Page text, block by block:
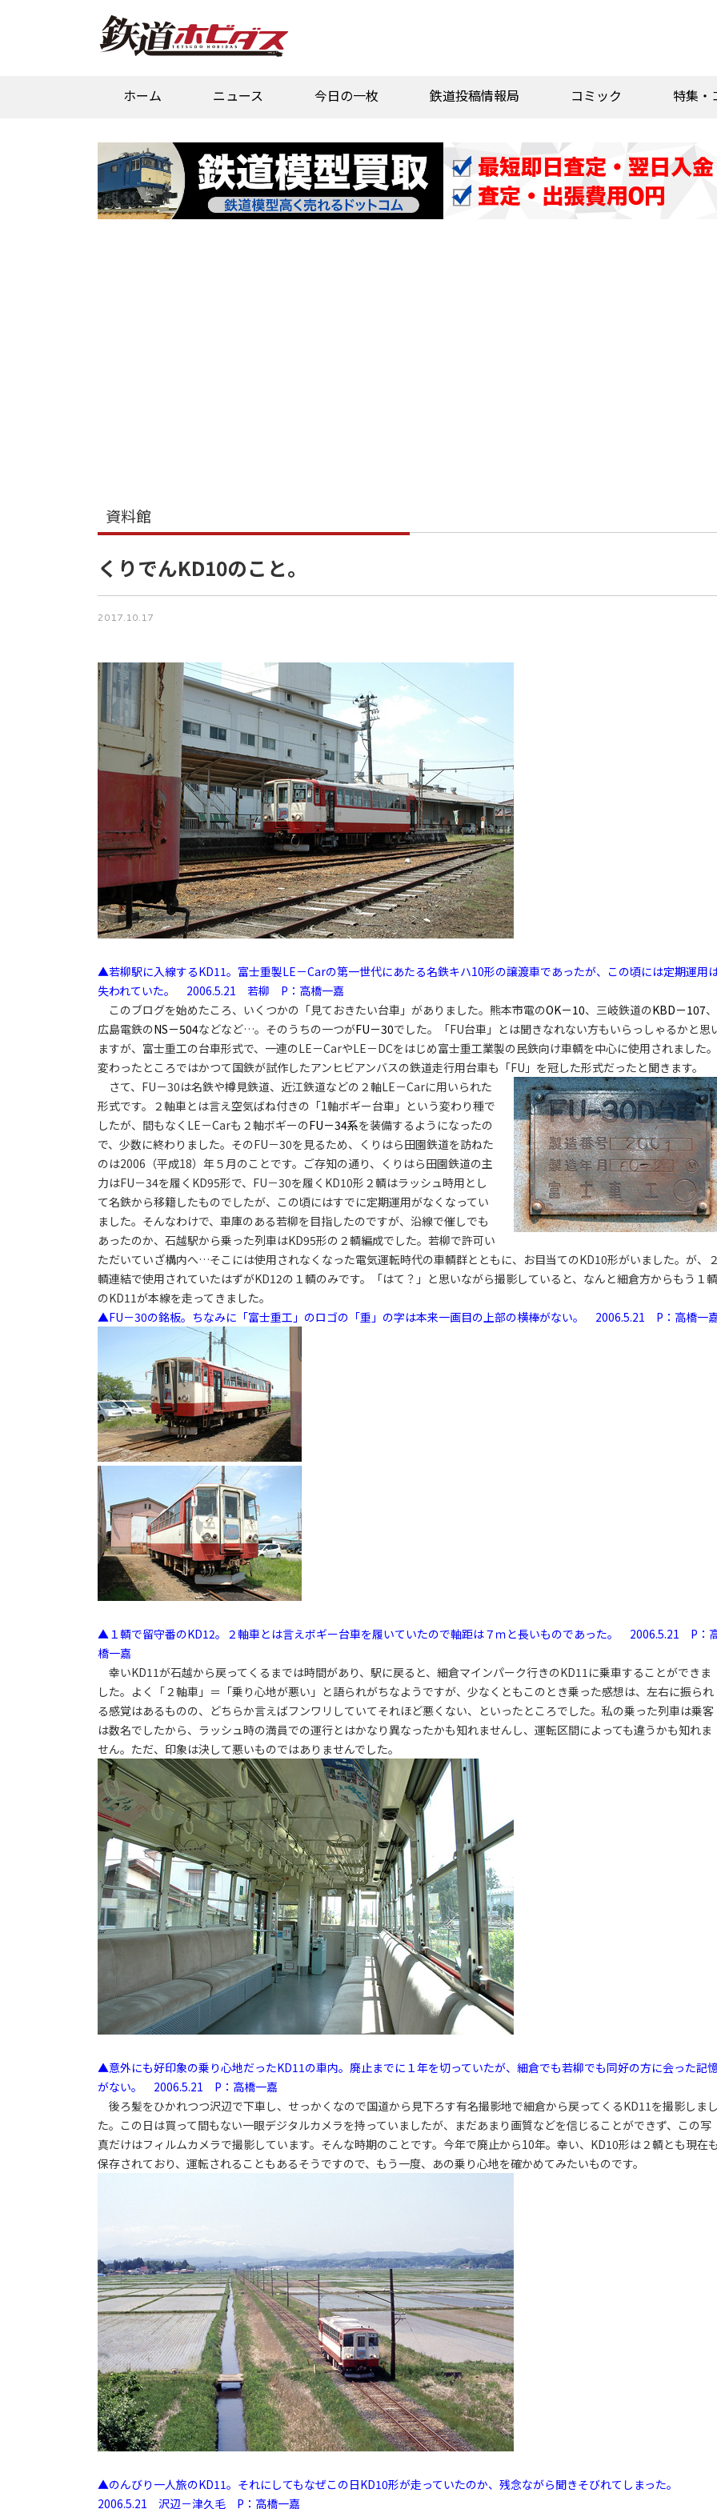
ホーム ニュース 今日の一枚 鉄道投稿情報局 コミック 特集・
資料館
くりでんKD10のこと。
2017.10.17
▲若柳駅に入線するKD11。富士重製LE－Carの第一世代にあたる名鉄キハ10形の譲渡車であったが、この頃には定期運用
失われていた。 2006.5.21 若柳 P：高橋一嘉
このブログを始めたころ、いくつかの「見ておきたい台車」がありました。熊本市電のOK－10、三岐鉄道のKBD－107、
広島電鉄のNS－504などなど…。そのうちの一つがFU－30でした。「FU台車」とは聞きなれない方もいらっしゃるかと思
ますが、富士重工の台車形式で、一連のLE－CarやLE－DCをはじめ富士重工業製の民鉄向け車輌を中心に使用されました。
変わったところではかつて国鉄が試作したアンヒビアンバスの鉄道走行用台車も「FU」を冠した形式だったと聞きます。
さて、FU－30は名鉄や樽見鉄道、近江鉄道などの２軸LE－Carに用いられた
形式です。２軸車とは言え空気ばね付きの「1軸ボギー台車」という変わり種で
したが、間もなくLE－Carも２軸ボギーのFU－34系を装備するようになったの
で、少数に終わりました。そのFU－30を見るため、くりはら田園鉄道を訪ねた
のは2006（平成18）年５月のことです。ご存知の通り、くりはら田園鉄道の主
力はFU－34を履くKD95形で、FU－30を履くKD10形２輌はラッシュ時用とし
て名鉄から移籍したものでしたが、この頃にはすでに定期運用がなくなってい
ました。そんなわけで、車庫のある若柳を目指したのですが、沿線で催しでも
あったのか、石越駅から乗った列車はKD95形の２輌編成でした。若柳で許可い
ただいていざ構内へ…そこには使用されなくなった電気運転時代の車輌群とともに、お目当てのKD10形がいました。が、２
輌連結で使用されていたはずがKD12の１輌のみです。「はて？」と思いながら撮影していると、なんと細倉方からもう１輌
のKD11が本線を走ってきました。
▲FU－30の銘板。ちなみに「富士重工」のロゴの「重」の字は本来一画目の上部の横棒がない。 2006.5.21 P：高橋一
▲１輌で留守番のKD12。２軸車とは言えボギー台車を履いていたので軸距は７ｍと長いものであった。 2006.5.21 P：
橋一嘉
幸いKD11が石越から戻ってくるまでは時間があり、駅に戻ると、細倉マインパーク行きのKD11に乗車することができま
した。よく「２軸車」＝「乗り心地が悪い」と語られがちなようですが、少なくともこのとき乗った感想は、左右に振られ
る感覚はあるものの、どちらか言えばフンワリしていてそれほど悪くない、といったところでした。私の乗った列車は乗客
は数名でしたから、ラッシュ時の満員での運行とはかなり異なったかも知れませんし、運転区間によっても違うかも知れま
せん。ただ、印象は決して悪いものではありませんでした。
▲意外にも好印象の乗り心地だったKD11の車内。廃止までに１年を切っていたが、細倉でも若柳でも同好の方に会った記
がない。 2006.5.21 P：高橋一嘉
後ろ髪をひかれつつ沢辺で下車し、せっかくなので国道から見下ろす有名撮影地で細倉から戻ってくるKD11を撮影しまし
た。この日は買って間もない一眼デジタルカメラを持っていましたが、まだあまり画質などを信じることができず、この写
真だけはフィルムカメラで撮影しています。そんな時期のことです。今年で廃止から10年。幸い、KD10形は２輌とも現在も
保存されており、運転されることもあるそうですので、もう一度、あの乗り心地を確かめてみたいものです。
▲のんびり一人旅のKD11。それにしてもなぜこの日KD10形が走っていたのか、残念ながら聞きそびれてしまった。
2006.5.21 沢辺－津久毛 P：高橋一嘉